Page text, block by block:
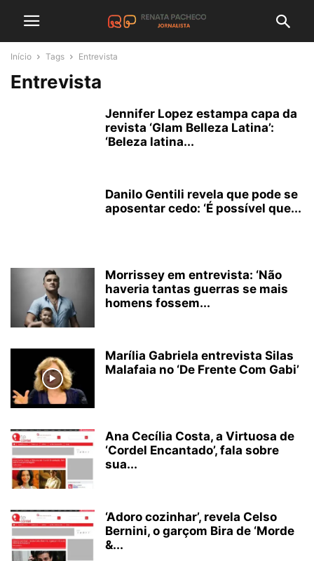
Início Tags Entrevista
Entrevista
Jennifer Lopez estampa capa da
revista ‘Glam Belleza Latina’:
‘Beleza latina...
Danilo Gentili revela que pode se
aposentar cedo: ‘É possível que...
Morrissey em entrevista: ‘Não
haveria tantas guerras se mais
homens fossem...
Marília Gabriela entrevista Silas
Malafaia no ‘De Frente Com Gabi’
Ana Cecília Costa, a Virtuosa de
‘Cordel Encantado’, fala sobre
sua...
‘Adoro cozinhar’, revela Celso
Bernini, o garçom Bira de ‘Morde
&...